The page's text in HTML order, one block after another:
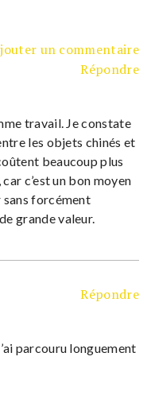
un commentaire
Répondre
travail. Je constate
les objets chinés et
beaucoup plus
c’est un bon moyen
forcément
grande valeur.
Répondre
parcouru longuement